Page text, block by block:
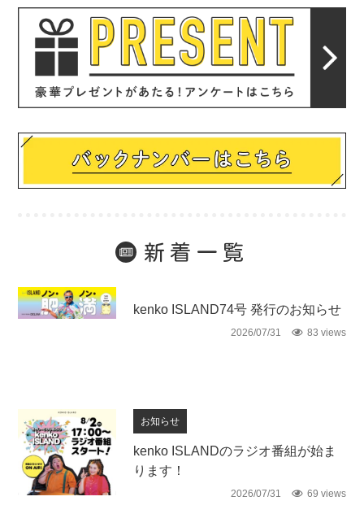
新着一覧
kenko ISLAND74号 発行のお知らせ
2026/07/31 83 views
お知らせ
kenko ISLANDのラジオ番組が始ま
ります！
2026/07/31 69 views